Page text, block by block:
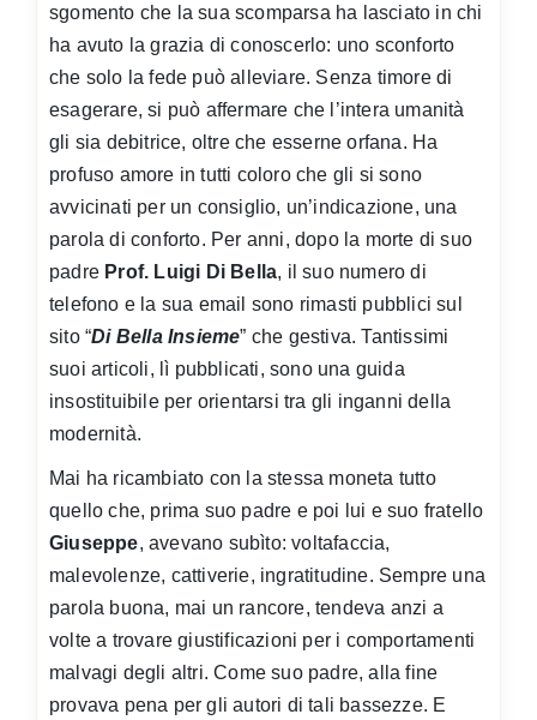
sgomento che la sua scomparsa ha lasciato in chi
ha avuto la grazia di conoscerlo: uno sconforto
che solo la fede può alleviare. Senza timore di
esagerare, si può affermare che l’intera umanità
gli sia debitrice, oltre che esserne orfana. Ha
profuso amore in tutti coloro che gli si sono
avvicinati per un consiglio, un’indicazione, una
parola di conforto. Per anni, dopo la morte di suo
padre Prof. Luigi Di Bella, il suo numero di
telefono e la sua email sono rimasti pubblici sul
sito “Di Bella Insieme” che gestiva. Tantissimi
suoi articoli, lì pubblicati, sono una guida
insostituibile per orientarsi tra gli inganni della
modernità.
Mai ha ricambiato con la stessa moneta tutto
quello che, prima suo padre e poi lui e suo fratello
Giuseppe, avevano subìto: voltafaccia,
malevolenze, cattiverie, ingratitudine. Sempre una
parola buona, mai un rancore, tendeva anzi a
volte a trovare giustificazioni per i comportamenti
malvagi degli altri. Come suo padre, alla fine
provava pena per gli autori di tali bassezze. E